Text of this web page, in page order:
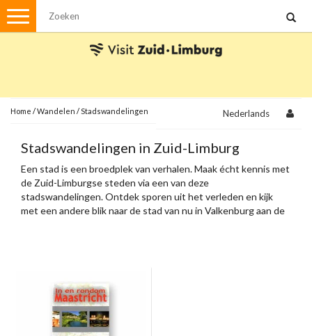
Menu
Met de auto
Visvergunningen
Brochures en kaarten
Plattegronden
Uit de streek
Kerstpakketten
Ansichtkaarten
Home /Wandelen /Stadswandelingen Nederlands
Stadswandelingen in Zuid-Limburg
Een stad is een broedplek van verhalen. Maak écht kennis met
de Zuid-Limburgse steden via een van deze
stadswandelingen. Ontdek sporen uit het verleden en kijk
met een andere blik naar de stad van nu in Valkenburg aan de